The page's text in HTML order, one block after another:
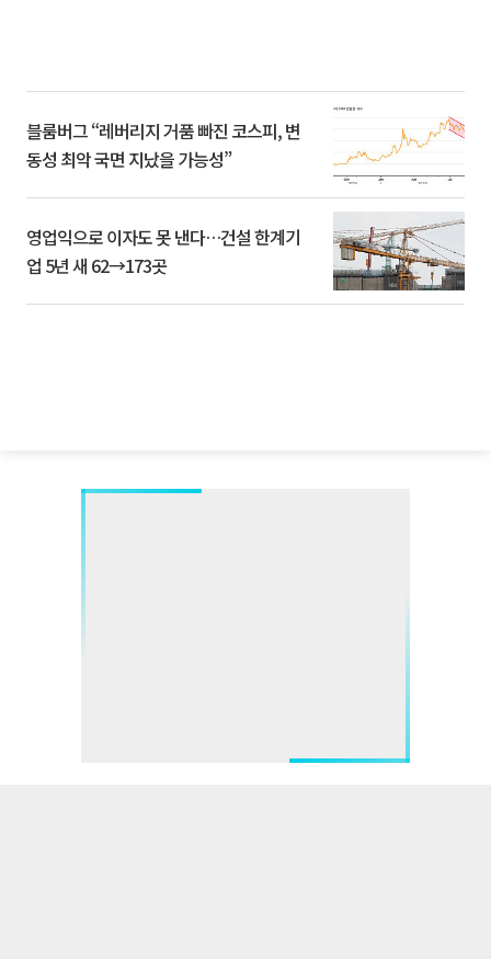
블룸버그 “레버리지 거품 빠진 코스피, 변
동성 최악 국면 지났을 가능성”
영업익으로 이자도 못 낸다…건설 한계기
업 5년 새 62→173곳